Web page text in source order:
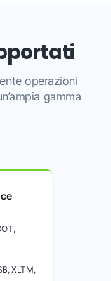
operazioni
gamma
XLTM,